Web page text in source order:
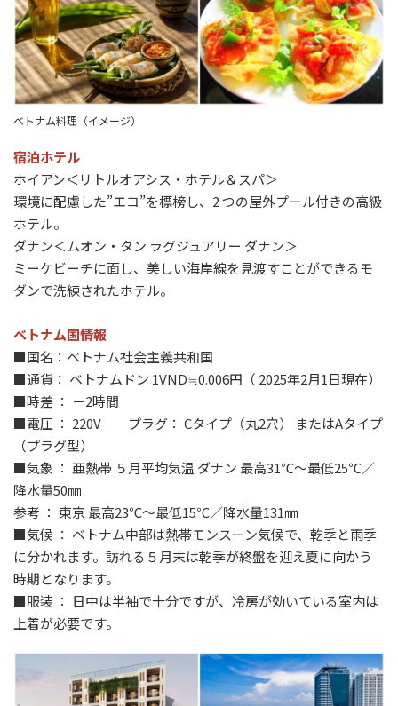
ベトナム料理（イメージ）
宿泊ホテル
ホイアン＜リトルオアシス・ホテル＆スパ＞
環境に配慮した”エコ”を標榜し、2 つの屋外プール付きの高級
ホテル。
ダナン＜ムオン・タン ラグジュアリー ダナン＞
ミーケビーチに面し、美しい海岸線を見渡すことができるモ
ダンで洗練されたホテル。
ベトナム国情報
■国名：ベトナム社会主義共和国
■通貨： ベトナムドン 1VND≒0.006円（ 2025年2月1日現在）
■時差 ： －2時間
■電圧 ： 220V プラグ： Cタイプ（丸2穴） またはAタイプ
（プラグ型）
■気象 ： 亜熱帯 ５月平均気温 ダナン 最高31℃～最低25℃／
降水量50㎜
参考 ： 東京 最高23℃～最低15℃／降水量131㎜
■気候 ： ベトナム中部は熱帯モンスーン気候で、乾季と雨季
に分かれます。訪れる５月末は乾季が終盤を迎え夏に向かう
時期となります。
■服装 ： 日中は半袖で十分ですが、冷房が効いている室内は
上着が必要です。